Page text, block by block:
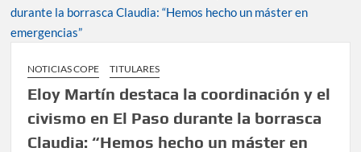
NOTICIAS COPE TITULARES
Eloy Martín destaca la coordinación y el
civismo en El Paso durante la borrasca
Claudia: “Hemos hecho un máster en